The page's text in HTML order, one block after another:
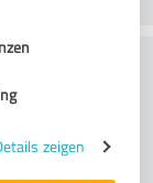
zeigen